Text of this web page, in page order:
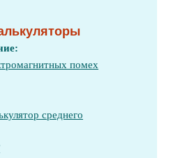
помех
среднего